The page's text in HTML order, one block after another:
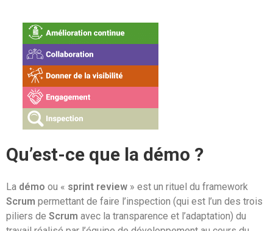
Qu’est-ce que la démo ?
La démo ou « sprint review » est un rituel du framework
Scrum permettant de faire l’inspection (qui est l’un des trois
piliers de Scrum avec la transparence et l’adaptation) du